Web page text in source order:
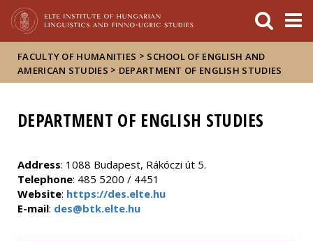
FACULTY OF HUMANITIES > SCHOOL OF ENGLISH AND
AMERICAN STUDIES > DEPARTMENT OF ENGLISH STUDIES
DEPARTMENT OF ENGLISH STUDIES
Address: 1088 Budapest, Rákóczi út 5.
Telephone: 485 5200 / 4451
Website: https://des.elte.hu
E-mail: des@btk.elte.hu